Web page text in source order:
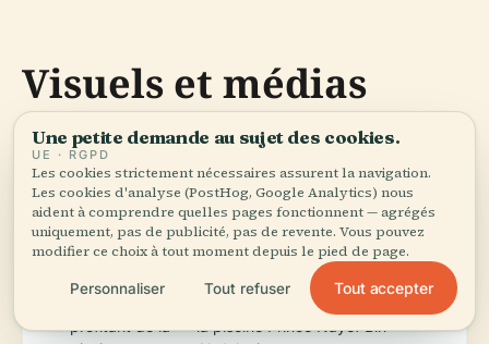
Visuels et médias
Image : Entrée
principale du stade
au coucher du soleil
Texte alternatif : Entrée
principale du stade Prince
Nayef Bin Abdulaziz au
crépuscule
profitant de la
Texte alternatif : Famille au hall de
la piscine Prince Nayef Bin
Une petite demande au sujet des cookies.
UE · RGPD
Les cookies strictement nécessaires assurent la navigation.
Les cookies d'analyse (PostHog, Google Analytics) nous
aident à comprendre quelles pages fonctionnent — agrégés
uniquement, pas de publicité, pas de revente. Vous pouvez
modifier ce choix à tout moment depuis le pied de page.
Personnaliser Tout refuser Tout accepter